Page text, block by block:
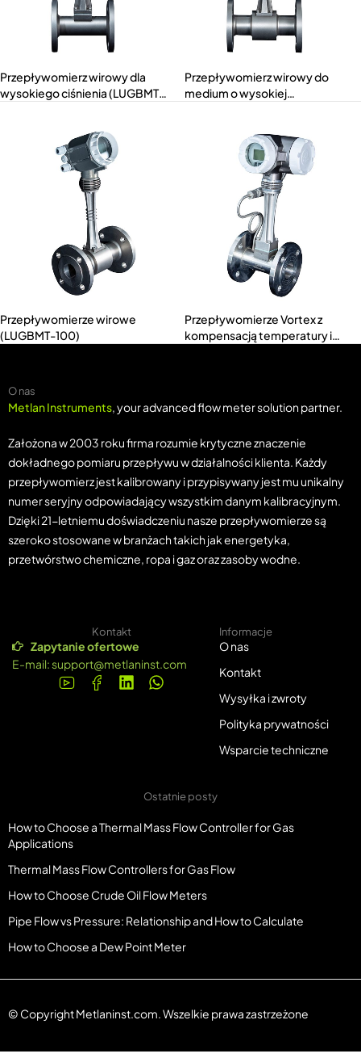
Przepływomierz wirowy dla
wysokiego ciśnienia (LUGBMT-
Przepływomierz wirowy do
medium o wysokiej
Przepływomierze wirowe
(LUGBMT-100)
Przepływomierze Vortex z
kompensacją temperatury i
O nas
Metlan Instruments, your advanced flow meter solution partner.
Założona w 2003 roku firma rozumie krytyczne znaczenie
dokładnego pomiaru przepływu w działalności klienta. Każdy
przepływomierz jest kalibrowany i przypisywany jest mu unikalny
numer seryjny odpowiadający wszystkim danym kalibracyjnym.
Dzięki 21-letniemu doświadczeniu nasze przepływomierze są
szeroko stosowane w branżach takich jak energetyka,
przetwórstwo chemiczne, ropa i gaz oraz zasoby wodne.
Kontakt
Zapytanie ofertowe
E-mail:support@metlaninst.com
Informacje
O nas
Kontakt
Wysyłka i zwroty
Polityka prywatności
Wsparcie techniczne
Ostatnie posty
How to Choose a Thermal Mass Flow Controller for Gas
Applications
Thermal Mass Flow Controllers for Gas Flow
How to Choose Crude Oil Flow Meters
Pipe Flow vs Pressure: Relationship and How to Calculate
How to Choose a Dew Point Meter
© Copyright Metlaninst.com. Wszelkie prawa zastrzeżone